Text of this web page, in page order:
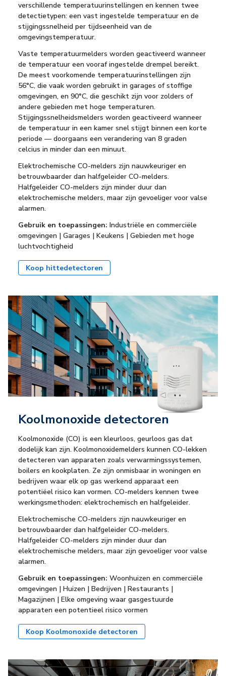
verschillende temperatuurinstellingen en kennen twee
detectietypen: een vast ingestelde temperatuur en de
stijgingssnelheid per tijdseenheid van de
omgevingstemperatuur.
Vaste temperatuurmelders worden geactiveerd wanneer
de temperatuur een vooraf ingestelde drempel bereikt.
De meest voorkomende temperatuurinstellingen zijn
56°C, die vaak worden gebruikt in garages of stoffige
omgevingen, en 90°C, die geschikt zijn voor zolders of
andere gebieden met hoge temperaturen.
Stijgingssnelheidsmelders worden geactiveerd wanneer
de temperatuur in een kamer snel stijgt binnen een korte
periode — doorgaans een verandering van 8 graden
celcius in minder dan een minuut.
Elektrochemische CO-melders zijn nauwkeuriger en
betrouwbaarder dan halfgeleider CO-melders.
Halfgeleider CO-melders zijn minder duur dan
elektrochemische melders, maar zijn gevoeliger voor valse
alarmen.
Gebruik en toepassingen: Industriële en commerciële
omgevingen | Garages | Keukens | Gebieden met hoge
luchtvochtigheid
Koop hittedetectoren
Koolmonoxide detectoren
Koolmonoxide (CO) is een kleurloos, geurloos gas dat
dodelijk kan zijn. Koolmonoxidemelders kunnen CO-lekken
detecteren van apparaten zoals verwarmingssystemen,
boilers en kookplaten. Ze zijn onmisbaar in woningen en
bedrijven waar elk op gas werkend apparaat een
potentiëel risico kan vormen. CO-melders kennen twee
werkingsmethoden: elektrochemisch en halfgeleider.
Elektrochemische CO-melders zijn nauwkeuriger en
betrouwbaarder dan halfgeleider CO-melders.
Halfgeleider CO-melders zijn minder duur dan
elektrochemische melders, maar zijn gevoeliger voor valse
alarmen.
Gebruik en toepassingen: Woonhuizen en commerciële
omgevingen | Huizen | Bedrijven | Restaurants |
Magazijnen | Elke omgeving waar gasgestuurde
apparaten een potentieel risico vormen
Koop Koolmonoxide detectoren